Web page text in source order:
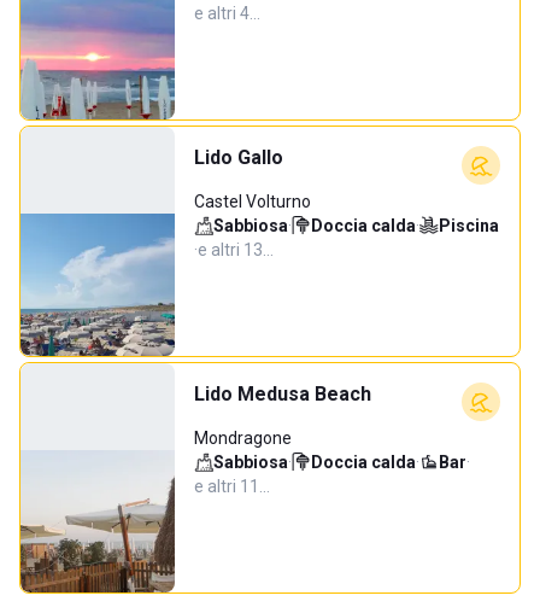
e altri 4…
Lido Gallo
Castel Volturno
Sabbiosa· Doccia calda·
Piscina
·e altri 13…
Lido Medusa Beach
Mondragone
Sabbiosa· Doccia calda· Bar·
e altri 11…